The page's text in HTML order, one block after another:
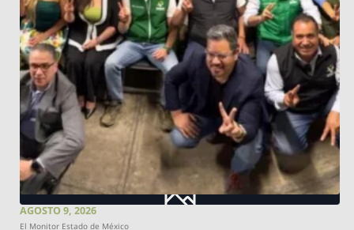
AGOSTO 9, 2026
El Monitor Estado de México